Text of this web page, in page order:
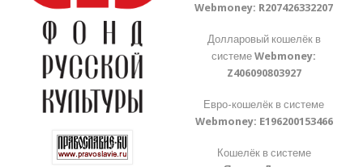
Webmoney: R207426332207
Долларовый кошелёк в
системеWebmoney:
Z406090803927
Евро-кошелёк в системе
Webmoney: E196200153466
Кошелёк в системе